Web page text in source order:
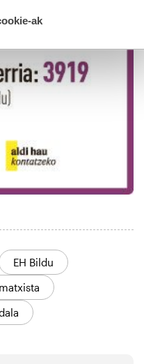
irakurri
ak
EH Bildu